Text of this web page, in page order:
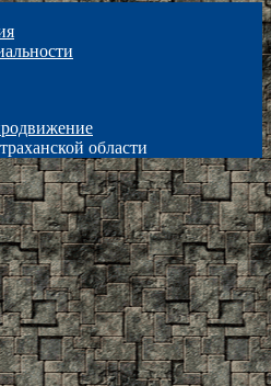
области